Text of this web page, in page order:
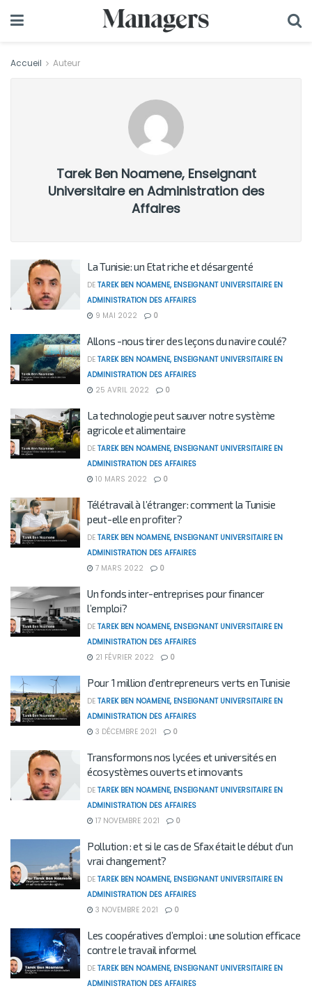
Accueil Auteur
Tarek Ben Noamene, Enseignant
Universitaire en Administration des
Affaires
La Tunisie: un Etat riche et désargenté
DE TAREK BEN NOAMENE, ENSEIGNANT UNIVERSITAIRE EN
ADMINISTRATION DES AFFAIRES
9 MAI 2022
0
Allons -nous tirer des leçons du navire coulé?
DE TAREK BEN NOAMENE, ENSEIGNANT UNIVERSITAIRE EN
ADMINISTRATION DES AFFAIRES
25 AVRIL 2022
0
La technologie peut sauver notre système
agricole et alimentaire
DE TAREK BEN NOAMENE, ENSEIGNANT UNIVERSITAIRE EN
ADMINISTRATION DES AFFAIRES
10 MARS 2022
0
Télétravail à l’étranger: comment la Tunisie
peut-elle en profiter?
DE TAREK BEN NOAMENE, ENSEIGNANT UNIVERSITAIRE EN
ADMINISTRATION DES AFFAIRES
7 MARS 2022
0
Un fonds inter-entreprises pour financer
l’emploi?
DE TAREK BEN NOAMENE, ENSEIGNANT UNIVERSITAIRE EN
ADMINISTRATION DES AFFAIRES
21 FÉVRIER 2022
0
Pour 1 million d’entrepreneurs verts en Tunisie
DE TAREK BEN NOAMENE, ENSEIGNANT UNIVERSITAIRE EN
ADMINISTRATION DES AFFAIRES
3 DÉCEMBRE 2021
0
Transformons nos lycées et universités en
écosystèmes ouverts et innovants
DE TAREK BEN NOAMENE, ENSEIGNANT UNIVERSITAIRE EN
ADMINISTRATION DES AFFAIRES
17 NOVEMBRE 2021
0
Pollution : et si le cas de Sfax était le début d’un
vrai changement?
DE TAREK BEN NOAMENE, ENSEIGNANT UNIVERSITAIRE EN
ADMINISTRATION DES AFFAIRES
3 NOVEMBRE 2021
0
Les coopératives d’emploi : une solution efficace
contre le travail informel
DE TAREK BEN NOAMENE, ENSEIGNANT UNIVERSITAIRE EN
ADMINISTRATION DES AFFAIRES